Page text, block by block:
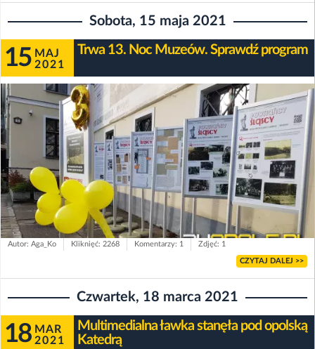
Sobota, 15 maja 2021
15 MAJ
2021
Trwa 13. Noc Muzeów. Sprawdź program
Autor: Aga_Ko Kliknięć: 2268 Komentarzy: 1 Zdjęć: 1
CZYTAJ DALEJ >>
Czwartek, 18 marca 2021
18 MAR
2021
Multimedialna ławka stanęła pod opolską
Katedrą